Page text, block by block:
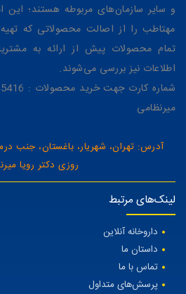
و سایر سازمان‌های مربوطه هستند؛ این
مهتاطب را از اصالت محصولاتی که
تمام محصولات پیش از ارائه به
اطلاعات نیز بررسی می‌شوند.
میرنظامی
آدرس: تهران، شهریار، باغستان، جنب
روزی دکتر رویا
لینک‌های مرتبط
داروخانه آنلاین
داستان ما
تماس با ما
پرسش‌های متداول